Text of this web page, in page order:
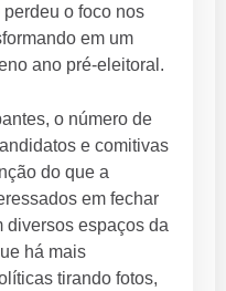
o foco nos
em um
ano pré-eleitoral.
o número de
e comitivas
do que a
em fechar
diversos espaços da
há mais
tirando fotos,